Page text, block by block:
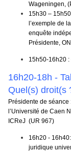
Wageningen,
15h30 –
l’exemple de
enquête
Présidente,
15h50-16h20
16h20-18h -
Quel(s) droit(s
Présidente de séance
l’Université de Caen
ICReJ (UR 967)
16h20 -
juridique